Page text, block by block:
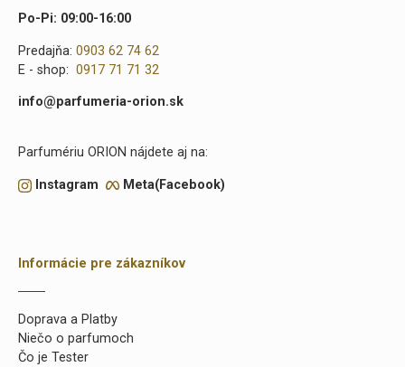
Po-Pi: 09:00-16:00
Predajňa: 0903 62 74 62
E - shop: 0917 71 71 32
info@parfumeria-orion.sk
Parfumériu ORION nájdete aj na:
Instagram Meta(Facebook)
Informácie pre zákazníkov
Doprava a Platby
Niečo o parfumoch
Čo je Tester